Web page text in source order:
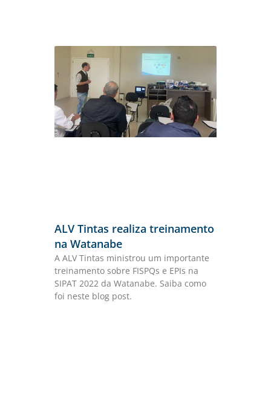
ALV Tintas realiza treinamento
na Watanabe
A ALV Tintas ministrou um importante
treinamento sobre FISPQs e EPIs na
SIPAT 2022 da Watanabe. Saiba como
foi neste blog post.